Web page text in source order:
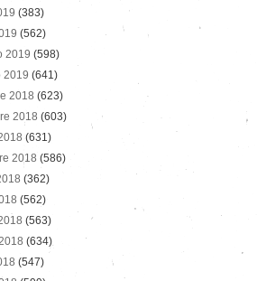
(383)
(562)
2019 (598)
2019 (641)
2018 (623)
2018 (603)
(631)
2018 (586)
(362)
(562)
(563)
(634)
(547)